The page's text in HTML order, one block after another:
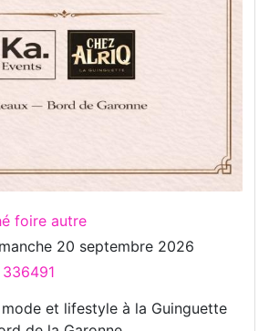
foire autre
20 septembre 2026
et lifestyle à la Guinguette